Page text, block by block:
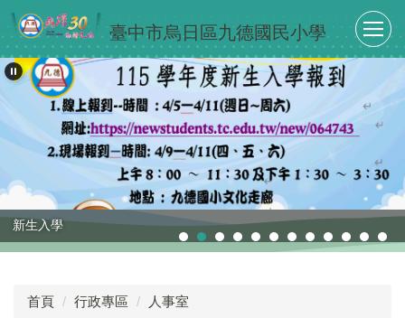
跳
到
主
要
內
區
臺中市烏日區九德國民小學
新生入學
首頁 行政專區 人事室